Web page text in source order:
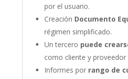
por el usuario.
Creación Documento
régimen simplificado.
Un tercero puede
como cliente y
Informes por rango de